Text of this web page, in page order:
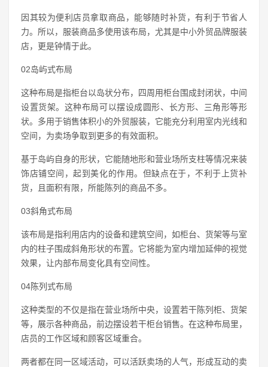
因其较为便利店员拿取商品，能够随时补货，有利于节省人
力。所以，服装商品多使用该布局，尤其是中小外贸品牌服装
店，更是钟情于此。
02岛屿式布局
这种布局是指柜台以岛状分布，四周用柜台围成封闭状，中间
设置货架。这种布局可以摆设成圆形、长方形、三角形等形
状。多用于销售体积小的外贸服装，它能充分利用室内光线和
空间，为卖场争取到更多的有效面积。
基于岛屿自身的形状，它能随地形和营业场所支柱等情况来装
饰店铺空间，起到美化的作用。但缺点在于，不利于上货补
货，且面积有限，所能陈列的商品不多。
03斜角式布局
该布局是指利用店内的设备和建筑空间，如柜台、货架等与室
内的柱子围成斜角形状的布置。它将能为室内增加延伸的视觉
效果，让内部布局变化具有空间性。
04陈列式布局
这种类型的不仅是指在营业场所中央，设置若干陈列柜、货架
等，展示各种商品，前边摆设若干柜台销售。在这种布局里，
店员的工作区域和顾客区域重合。
两者都在同一区域活动，可以活跃卖场的人气，形成互动的卖